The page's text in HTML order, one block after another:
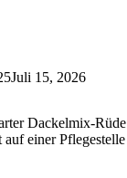
Juli 15, 2026
Dackelmix-
einer